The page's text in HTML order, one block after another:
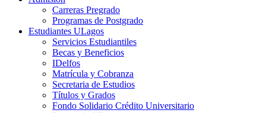
Carreras Pregrado
Programas de Postgrado
Estudiantes ULagos
Servicios Estudiantiles
Becas y Beneficios
IDelfos
Matrícula y Cobranza
Secretaria de Estudios
Títulos y Grados
Fondo Solidario Crédito Universitario